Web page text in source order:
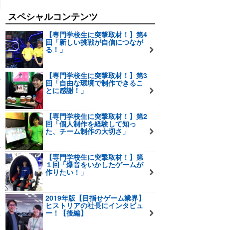
スペシャルコンテンツ
【専門学校生に突撃取材！】第4
回「新しい挑戦が自信につなが
る！」
【専門学校生に突撃取材！】第3
回「自由な環境で制作できるこ
とに感謝！」
【専門学校生に突撃取材！】第2
回「個人制作を経験して知っ
た、チーム制作の大切さ」
【専門学校生に突撃取材！】第
１回「爆音をいかしたゲームが
作りたい！」
2019年版【目指せゲーム業界】
ヒストリアの社長にインタビュ
ー！【後編】